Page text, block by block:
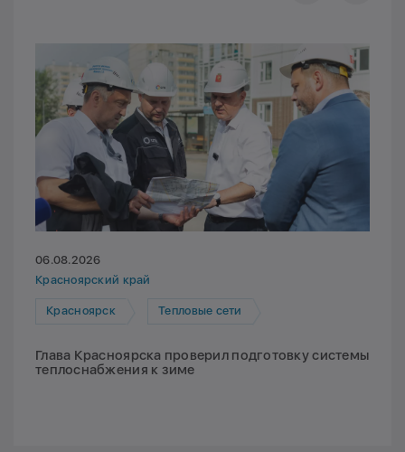
06.08.2026
Красноярский край
Красноярск Тепловые сети
Глава Красноярска проверил подготовку системы
теплоснабжения к зиме